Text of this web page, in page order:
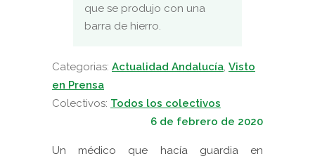
que se produjo con una
barra de hierro.
Categorias: Actualidad Andalucía, Visto
en Prensa
Colectivos: Todos los colectivos
6 de febrero de 2020
Un médico que hacía guardia en